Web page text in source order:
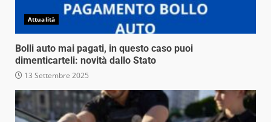
Attualità
Bolli auto mai pagati, in questo caso puoi
dimenticarteli: novità dallo Stato
13 Settembre 2025